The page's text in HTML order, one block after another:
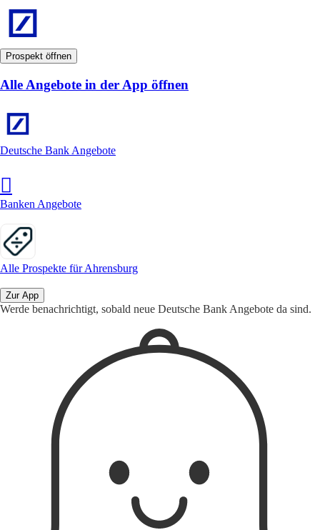
Prospekt öffnen
Alle Angebote in der App öffnen
Deutsche Bank Angebote
Banken Angebote
Alle Prospekte für Ahrensburg
Zur App
Werde benachrichtigt, sobald neue Deutsche Bank Angebote da sind.